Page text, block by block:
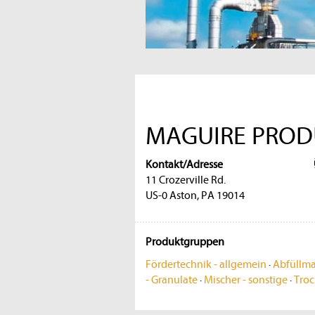
MAGUIRE
Kontakt/Adresse
11 Crozerville Rd.
US-0 Aston, PA 19014
Produktgruppen
Fördertechnik - allgemein ·
- Granulate· Mischer - sonstige·